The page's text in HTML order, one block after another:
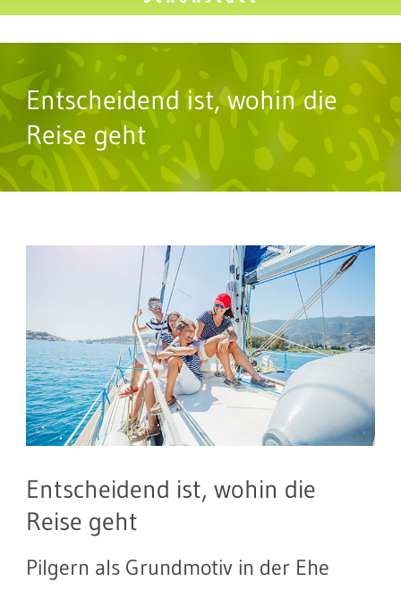
Entscheidend ist, wohin die
Reise geht
Entscheidend ist, wohin die
Reise geht
Pilgern als Grundmotiv in der Ehe